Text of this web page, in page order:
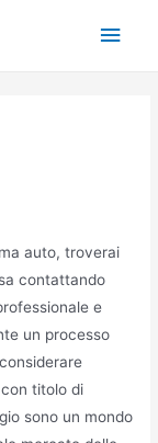
Main
auto, troverai
contattando
e
un processo
titolo di
sono un mondo